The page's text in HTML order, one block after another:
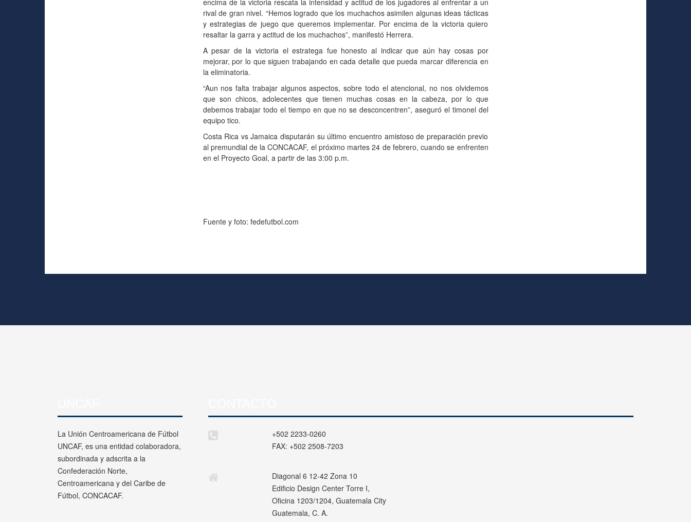
encima de la victoria rescata la intensidad y actitud de los jugadores al enfrentar a un
rival de gran nivel. “Hemos logrado que los muchachos asimilen algunas ideas tácticas
y estrategias de juego que queremos implementar. Por encima de la victoria quiero
resaltar la garra y actitud de los muchachos”, manifestó Herrera.
A pesar de la victoria el estratega fue honesto al indicar que aún hay cosas por
mejorar, por lo que siguen trabajando en cada detalle que pueda marcar diferencia en
la eliminatoria.
“Aun nos falta trabajar algunos aspectos, sobre todo el atencional, no nos olvidemos
que son chicos, adolecentes que tienen muchas cosas en la cabeza, por lo que
debemos trabajar todo el tiempo en que no se desconcentren”, aseguró el timonel del
equipo tico.
Costa Rica vs Jamaica disputarán su último encuentro amistoso de preparación previo
al premundial de la CONCACAF, el próximo martes 24 de febrero, cuando se enfrenten
en el Proyecto Goal, a partir de las 3:00 p.m.
Fuente y foto: fedefutbol.com
La Unión Centroamericana de Fútbol
UNCAF, es una entidad colaboradora,
subordinada y adscrita a la
Confederación Norte,
Centroamericana y del Caribe de
Fútbol, CONCACAF.
+502 2233-0260
FAX: +502 2508-7203
Diagonal 6 12-42 Zona 10
Edificio Design Center Torre I,
Oficina 1203/1204, Guatemala City
Guatemala, C. A.